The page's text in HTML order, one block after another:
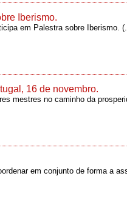
Iberismo.
em Palestra sobre Iberismo.
16 de novembro.
mestres no caminho da
em conjunto de forma a